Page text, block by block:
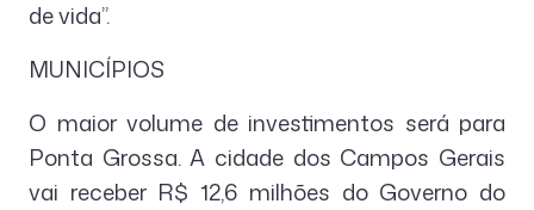
de vida”.
MUNICÍPIOS
O maior volume de investimentos será para
Ponta Grossa. A cidade dos Campos Gerais
vai receber R$ 12,6 milhões do Governo do